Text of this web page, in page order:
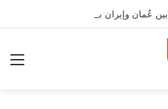
عُمان وإيران بشأن هرمز